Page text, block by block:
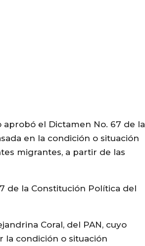
el Dictamen No. 67 de la
en la condición o situación
migrantes, a partir de las
de la Constitución Política del
Coral, del PAN, cuyo
la condición o situación